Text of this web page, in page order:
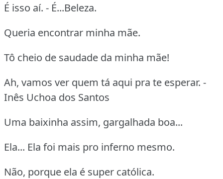
É isso aí. - É...Beleza.
Queria encontrar minha mãe.
Tô cheio de saudade da minha mãe!
Ah, vamos ver quem tá aqui pra te esperar. -
Inês Uchoa dos Santos
Uma baixinha assim, gargalhada boa...
Ela... Ela foi mais pro inferno mesmo.
Não, porque ela é super católica.